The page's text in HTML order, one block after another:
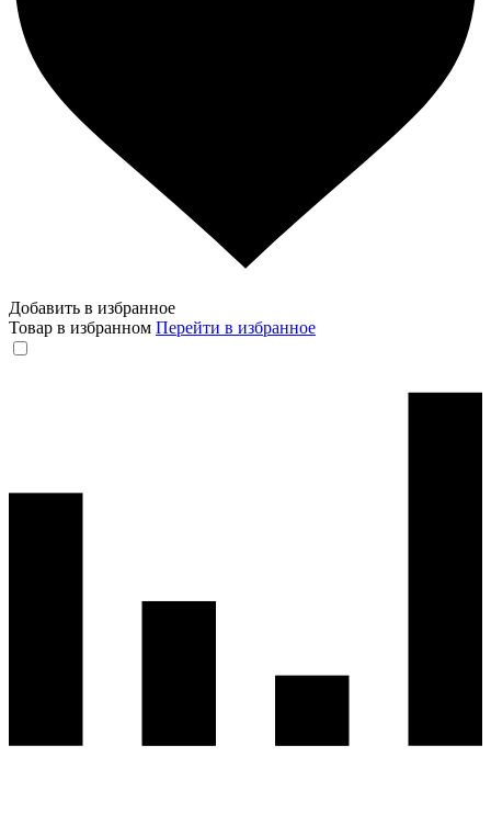
Добавить в избранное
Товар в избранном Перейти в избранное